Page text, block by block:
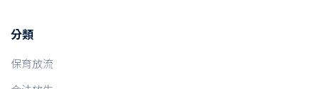
分類
保育放流